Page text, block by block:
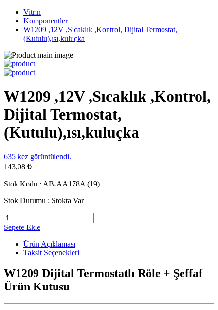
Vitrin
Komponentler
W1209 ,12V ,Sıcaklık ,Kontrol, Dijital Termostat,
(Kutulu),ısı,kuluçka
W1209 ,12V ,Sıcaklık ,Kontrol,
Dijital Termostat,
(Kutulu),ısı,kuluçka
635 kez görüntülendi.
143,08 ₺
Stok Kodu : AB-AA178A (19)
Stok Durumu : Stokta Var
Sepete Ekle
Ürün Açıklaması
Taksit Seçenekleri
W1209 Dijital Termostatlı Röle + Şeffaf
Ürün Kutusu